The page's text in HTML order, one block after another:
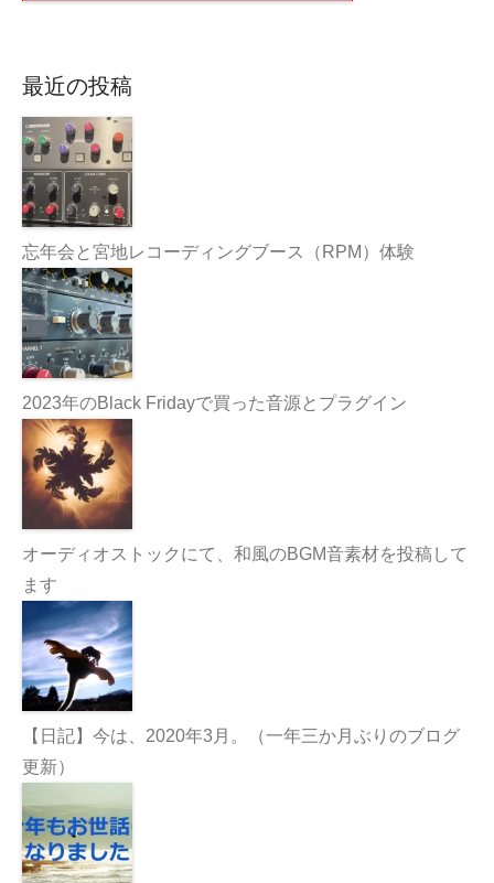
最近の投稿
忘年会と宮地レコーディングブース（RPM）体験
2023年のBlack Fridayで買った音源とプラグイン
オーディオストックにて、和風のBGM音素材を投稿して
ます
【日記】今は、2020年3月。（一年三か月ぶりのブログ
更新）